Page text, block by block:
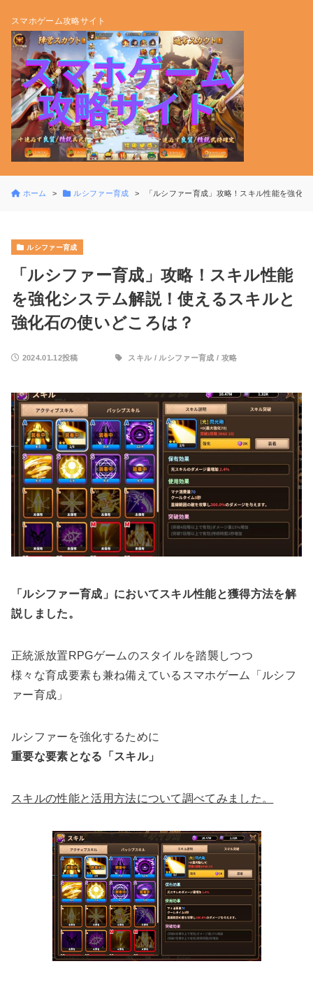
スマホゲーム攻略サイト
ホーム ルシファー育成 「ルシファー育成」攻略！スキル性能を強化
ルシファー育成
「ルシファー育成」攻略！スキル性能
を強化システム解説！使えるスキルと
強化石の使いどころは？
2024.01.12投稿 スキル / ルシファー育成 / 攻略
「ルシファー育成」においてスキル性能と獲得方法を解
説しました。
正統派放置RPGゲームのスタイルを踏襲しつつ
様々な育成要素も兼ね備えているスマホゲーム「ルシフ
ァー育成」
ルシファーを強化するために
重要な要素となる「スキル」
スキルの性能と活用方法について調べてみました。